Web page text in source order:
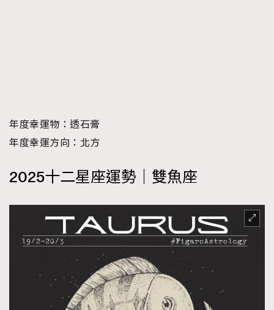
年度幸運物：透石膏
年度幸運方向：北方
2025十二星座運勢｜雙魚座